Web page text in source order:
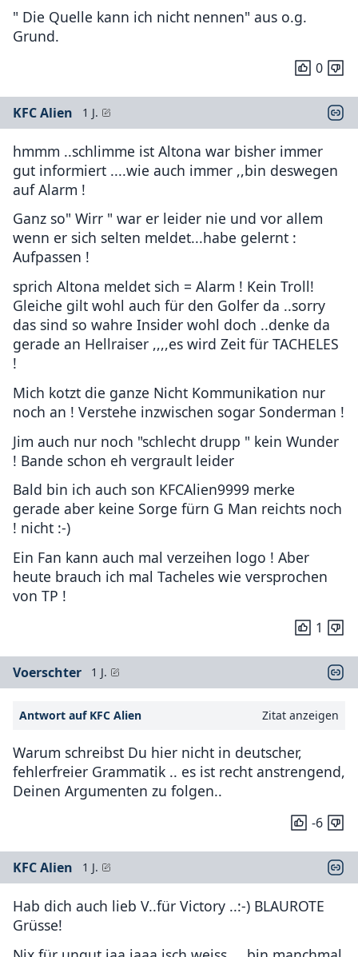
" Die Quelle kann ich nicht nennen" aus o.g.
Grund.
0
KFC Alien 1 J.
hmmm ..schlimme ist Altona war bisher immer
gut informiert ....wie auch immer ,,bin deswegen
auf Alarm !
Ganz so" Wirr " war er leider nie und vor allem
wenn er sich selten meldet...habe gelernt :
Aufpassen !
sprich Altona meldet sich = Alarm ! Kein Troll!
Gleiche gilt wohl auch für den Golfer da ..sorry
das sind so wahre Insider wohl doch ..denke da
gerade an Hellraiser ,,,,es wird Zeit für TACHELES
!
Mich kotzt die ganze Nicht Kommunikation nur
noch an ! Verstehe inzwischen sogar Sonderman !
Jim auch nur noch "schlecht drupp " kein Wunder
! Bande schon eh vergrault leider
Bald bin ich auch son KFCAlien9999 merke
gerade aber keine Sorge fürn G Man reichts noch
! nicht :-)
Ein Fan kann auch mal verzeihen logo ! Aber
heute brauch ich mal Tacheles wie versprochen
von TP !
1
Voerschter 1 J.
Antwort auf KFC Alien Zitat anzeigen
Warum schreibst Du hier nicht in deutscher,
fehlerfreier Grammatik .. es ist recht anstrengend,
Deinen Argumenten zu folgen..
-6
KFC Alien 1 J.
Hab dich auch lieb V..für Victory ..:-) BLAUROTE
Grüsse!